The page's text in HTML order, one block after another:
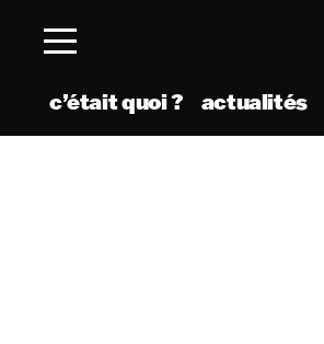
c’était quoi ? actualités